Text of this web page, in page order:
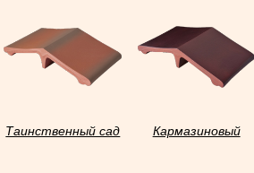
Таинственный сад
Кармазиновый